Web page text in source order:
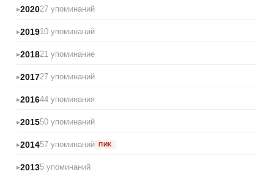
202027 упоминаний
201910 упоминаний
201821 упоминание
201727 упоминаний
201644 упоминания
201550 упоминаний
201457 упоминаний ПИК
20135 упоминаний